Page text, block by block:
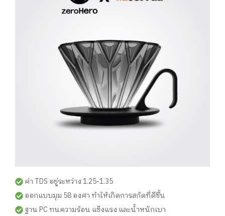
ค่า TDS อยู่ระหว่าง 1.25-1.35
ออกแบบมุม 58 องศา ทำให้เกิดการสกัดที่ดีขึ้น
ฐาน PC ทนความร้อน แข็งแรง และน้ำหนักเบา